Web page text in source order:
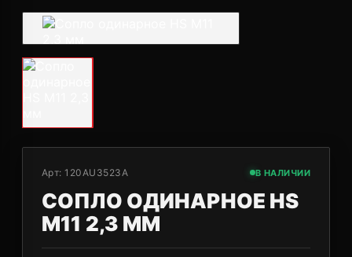
Арт:120AU3523A В НАЛИЧИИ
СОПЛО ОДИНАРНОЕ HS
M11 2,3 ММ